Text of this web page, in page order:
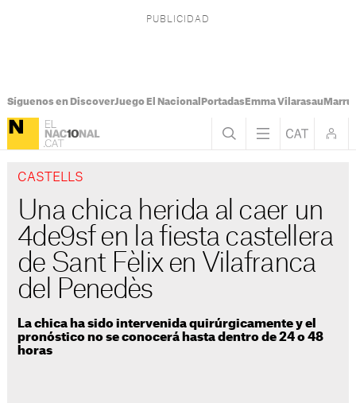
Síguenos en DiscoverJuego El Nacional PortadasEmma Vilarasau
CASTELLS
Una chica herida al caer un
4de9sf en la fiesta castellera
de Sant Fèlix en Vilafranca
del Penedès
La chica ha sido intervenida quirúrgicamente y el
pronóstico no se conocerá hasta dentro de 24 o 48
horas